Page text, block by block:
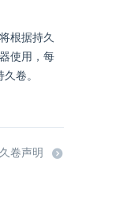
根据持久
使用，每
卷。
卷声明